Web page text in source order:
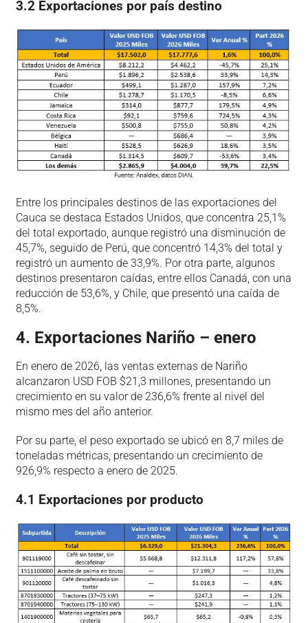
3.2 Exportaciones por país destino
Entre los principales destinos de las exportaciones del
Cauca se destaca Estados Unidos, que concentra 25,1%
del total exportado, aunque registró una disminución de
45,7%, seguido de Perú, que concentró 14,3% del total y
registró un aumento de 33,9%. Por otra parte, algunos
destinos presentaron caídas, entre ellos Canadá, con una
reducción de 53,6%, y Chile, que presentó una caída de
8,5%.
4. Exportaciones Nariño – enero
En enero de 2026, las ventas externas de Nariño
alcanzaron USD FOB $21,3 millones, presentando un
crecimiento en su valor de 236,6% frente al nivel del
mismo mes del año anterior.
Por su parte, el peso exportado se ubicó en 8,7 miles de
toneladas métricas, presentando un crecimiento de
926,9% respecto a enero de 2025.
4.1 Exportaciones por producto